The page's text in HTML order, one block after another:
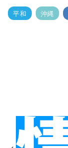
平和 沖縄